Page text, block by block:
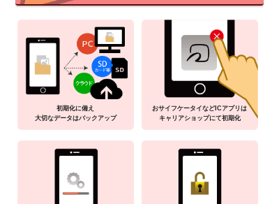
初期化に備え
大切なデータはバックアップ
おサイフケータイなどICアプリは
キャリアショップにて初期化